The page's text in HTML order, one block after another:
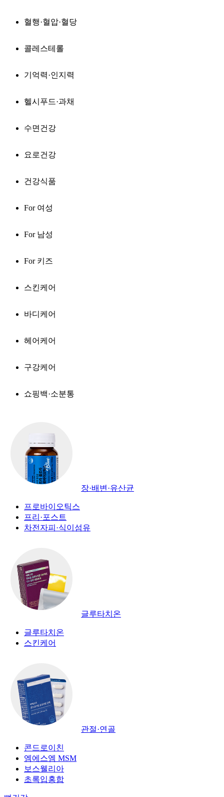
혈행·혈압·혈당
콜레스테롤
기억력·인지력
헬시푸드·과채
수면건강
요로건강
건강식품
For 여성
For 남성
For 키즈
스킨케어
바디케어
헤어케어
구강케어
쇼핑백·소분통
장·배변·유산균
프로바이오틱스
프리·포스트
차전자피·식이섬유
글루타치온
글루타치온
스킨케어
관절·연골
콘드로이친
엠에스엠 MSM
보스웰리아
초록입홍합